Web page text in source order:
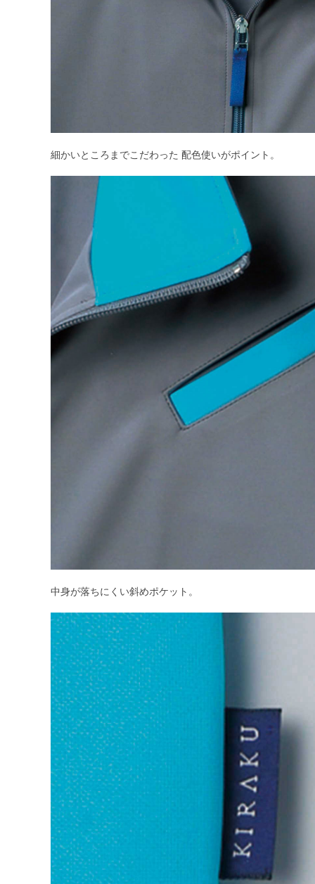
細かいところまでこだわった 配色使いがポイント。
中身が落ちにくい斜めポケット。